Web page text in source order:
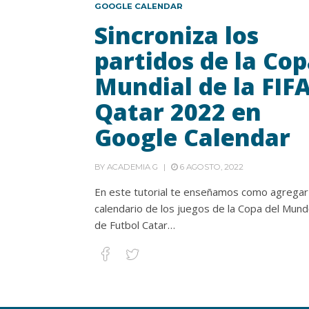
GOOGLE CALENDAR
Sincroniza los
partidos de la
Mundial de la
Qatar 2022 en
Google Calendar
BY ACADEMIA G 6 AGOSTO, 2022
En este tutorial te enseñamos como
calendario de los juegos de la Copa del
de Futbol Catar…